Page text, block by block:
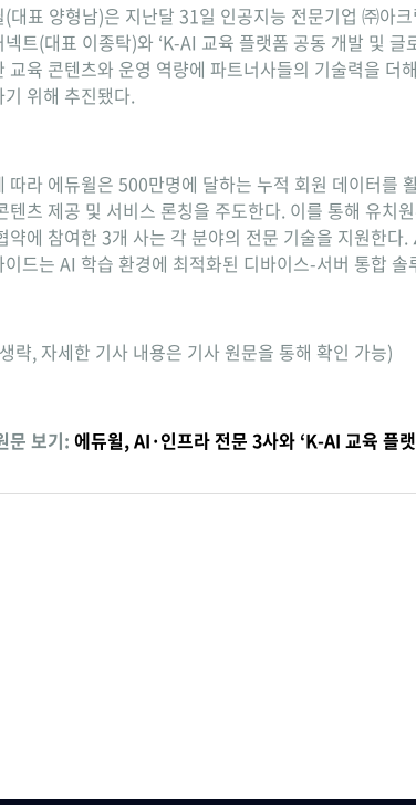
(대표 양형남)은 지난달 31일 인공지능 전문기업 ㈜아
넥트(대표 이종탁)와 ‘K-AI 교육 플랫폼 공동 개발 및
교육 콘텐츠와 운영 역량에 파트너사들의 기술력을 더
기 위해 추진됐다.
따라 에듀윌은 500만명에 달하는 누적 회원 데이터를
텐츠 제공 및 서비스 론칭을 주도한다. 이를 통해 유치
약에 참여한 3개 사는 각 분야의 전문 기술을 지원한
이드는 AI 학습 환경에 최적화된 디바이스-서버 통합 솔
략, 자세한 기사 내용은 기사 원문을 통해 확인 가능)
문 보기: 에듀윌, AI·인프라 전문 3사와 ‘K-AI 교육 플